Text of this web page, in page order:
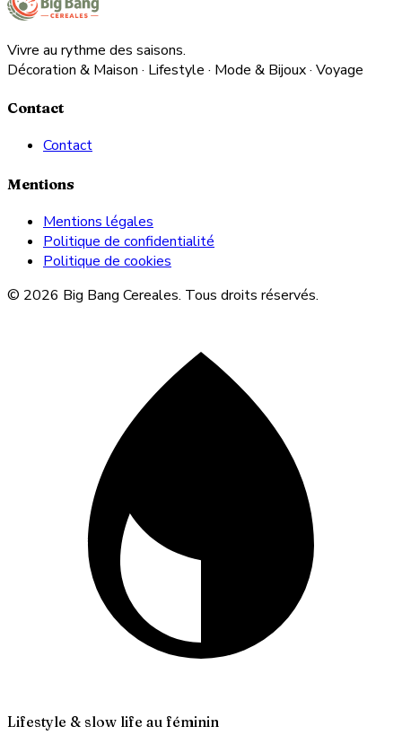
Vivre au rythme des saisons.
Décoration & Maison · Lifestyle · Mode & Bijoux · Voyage
Contact
Contact
Mentions
Mentions légales
Politique de confidentialité
Politique de cookies
© 2026 Big Bang Cereales. Tous droits réservés.
Lifestyle & slow life au féminin